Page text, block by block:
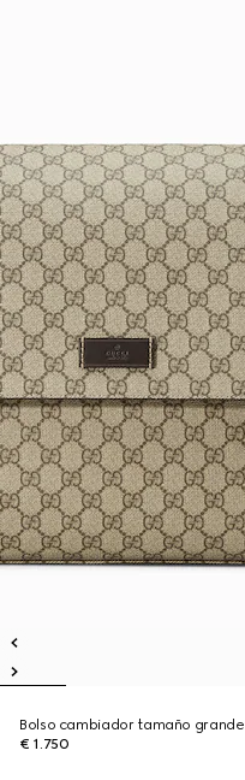
Bolso cambiador tamaño grande
€ 1.750